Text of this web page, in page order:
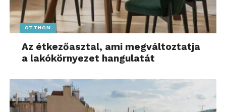
OTTHON
Az étkezőasztal, ami megváltoztatja
a lakókörnyezet hangulatát